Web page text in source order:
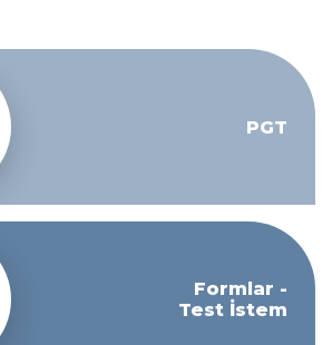
PGT
Formlar -
Test İstem